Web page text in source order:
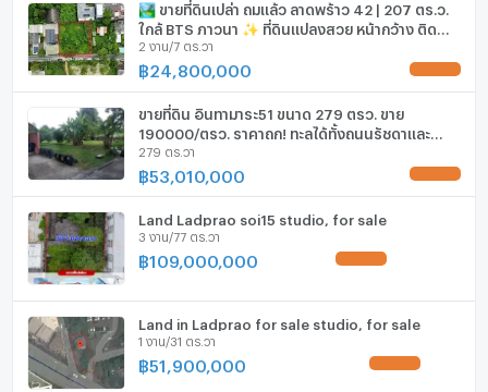
อ่างอาบน้ำ
TV
เตาปรุงอาหาร
ตู้เย็น
เครื่องดูดควัน
ลิฟท์
ที่จอดรถ
ที่จอดรถจักรยานยนต์
มีอินเตอร์เน็ตไร้สาย (Wi-Fi) ในห้องพัก
🏞️ ขายที่ดินเปล่า ถมแล้ว ลาดพร้าว 42 | 207 ตร.ว.
ใกล้ BTS ภาวนา ✨ ที่ดินแปลงสวย หน้ากว้าง ติด
ถนนสาธารณะ
2 งาน/7 ตร.วา
฿24,800,000
ขายที่ดิน อินทามาระ51 ขนาด 279 ตรว. ขาย
190000/ตรว. ราคาถูก! ทะลุได้ทั้งถนนรัชดาและ
วิภาวดี
279 ตร.วา
฿53,010,000
Land Ladprao soi15 studio, for sale
3 งาน/77 ตร.วา
฿109,000,000
Land in Ladprao for sale studio, for sale
1 งาน/31 ตร.วา
฿51,900,000